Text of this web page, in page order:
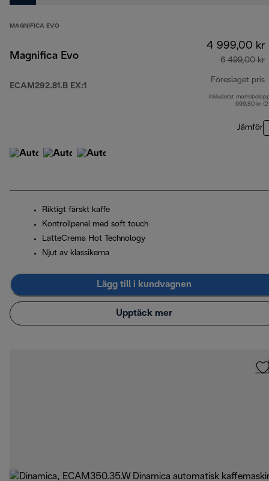
MAGNIFICA EVO
Magnifica Evo
ECAM292.81.B EX:1
4 999,00 kr
6 499,00 kr
Föreslaget pris
Inkluderat
999,80 kr
Jämför
Riktigt färskt kaffe
Kontrollpanel med soft touch
LatteCrema Hot Technology
Njut av klassikerna
Lägg till i kundvagnen
Upptäck mer